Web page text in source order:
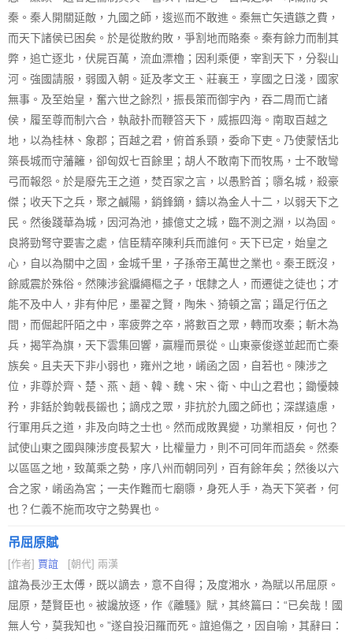
秦。秦人開關延敵，九國之師，逡巡而不敢進。秦無亡矢遺鏃之費，
而天下諸侯已困矣。於是從散約敗，爭割地而賂秦。秦有餘力而制其
弊，追亡逐北，伏屍百萬，流血漂櫓；因利乘便，宰割天下，分裂山
河。強國請服，弱國入朝。延及孝文王、莊襄王，享國之日淺，國家
無事。及至始皇，奮六世之餘烈，振長策而御宇內，吞二周而亡諸
侯，履至尊而制六合，執敲扑而鞭笞天下，威振四海。南取百越之
地，以為桂林、象郡；百越之君，俯首系頸，委命下吏。乃使蒙恬北
築長城而守藩籬，卻匈奴七百餘里；胡人不敢南下而牧馬，士不敢彎
弓而報怨。於是廢先王之道，焚百家之言，以愚黔首；隳名城，殺豪
傑；收天下之兵，聚之鹹陽，銷鋒鏑，鑄以為金人十二，以弱天下之
民。然後踐華為城，因河為池，據億丈之城，臨不測之淵，以為固。
良將勁弩守要害之處，信臣精卒陳利兵而誰何。天下已定，始皇之
心，自以為關中之固，金城千里，子孫帝王萬世之業也。秦王既沒，
餘威震於殊俗。然陳涉瓮牖繩樞之子，氓隸之人，而遷徙之徒也；才
能不及中人，非有仲尼，墨翟之賢，陶朱、猗頓之富；躡足行伍之
間，而倔起阡陌之中，率疲弊之卒，將數百之眾，轉而攻秦；斬木為
兵，揭竿為旗，天下雲集回響，贏糧而景從。山東豪俊遂並起而亡秦
族矣。且夫天下非小弱也，雍州之地，崤函之固，自若也。陳涉之
位，非尊於齊、楚、燕、趙、韓、魏、宋、衛、中山之君也；鋤懮棘
矜，非銛於鉤戟長鎩也；謫戍之眾，非抗於九國之師也；深謀遠慮，
行軍用兵之道，非及向時之士也。然而成敗異變，功業相反，何也？
試使山東之國與陳涉度長絜大，比權量力，則不可同年而語矣。然秦
以區區之地，致萬乘之勢，序八州而朝同列，百有餘年矣；然後以六
合之家，崤函為宮；一夫作難而七廟隳，身死人手，為天下笑者，何
也？仁義不施而攻守之勢異也。
吊屈原賦
[作者] 賈誼 [朝代] 兩漢
誼為長沙王太傅，既以謫去，意不自得；及度湘水，為賦以吊屈原。
屈原，楚賢臣也。被讒放逐，作《離騷》賦，其終篇曰：“已矣哉！國
無人兮，莫我知也。”遂自投汨羅而死。誼追傷之，因自喻，其辭曰：